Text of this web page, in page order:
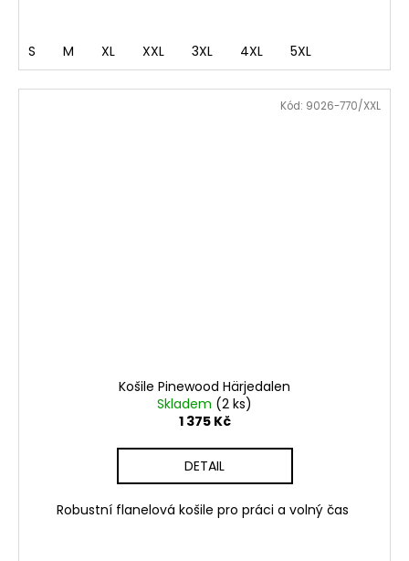
S M XL XXL 3XL 4XL 5XL
Košile Pinewood Härjedalen
Skladem (2 ks)
1 375 Kč
DETAIL
Robustní flanelová košile pro práci a volný čas
Kód: 9026-770/XXL